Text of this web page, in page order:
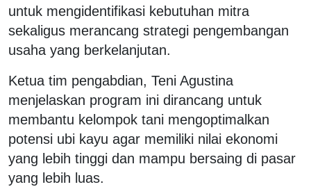
untuk mengidentifikasi kebutuhan mitra
sekaligus merancang strategi pengembangan
usaha yang berkelanjutan.
Ketua tim pengabdian, Teni Agustina
menjelaskan program ini dirancang untuk
membantu kelompok tani mengoptimalkan
potensi ubi kayu agar memiliki nilai ekonomi
yang lebih tinggi dan mampu bersaing di pasar
yang lebih luas.